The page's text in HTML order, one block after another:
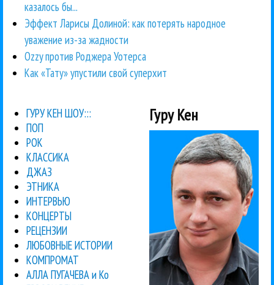
казалось бы...
Эффект Ларисы Долиной: как потерять народное
уважение из-за жадности
Ozzy против Роджера Уотерса
Как «Тату» упустили свой суперхит
ГУРУ КЕН ШОУ:::
ПОП
РОК
КЛАССИКА
ДЖАЗ
ЭТНИКА
ИНТЕРВЬЮ
КОНЦЕРТЫ
РЕЦЕНЗИИ
ЛЮБОВНЫЕ ИСТОРИИ
КОМПРОМАТ
АЛЛА ПУГАЧЕВА и Ко
Гуру Кен